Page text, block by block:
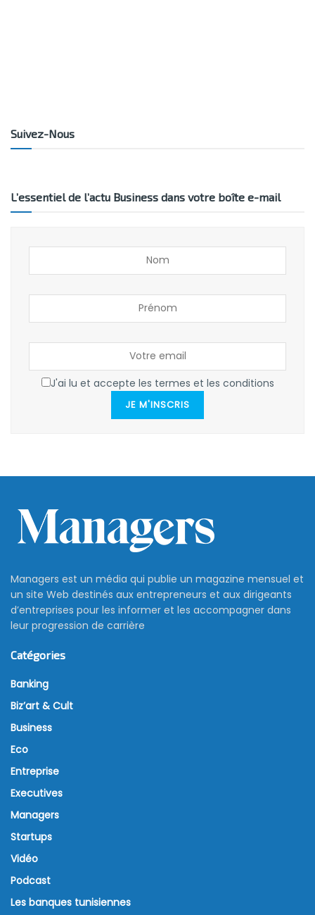
Suivez-Nous
L’essentiel de l’actu Business dans votre boîte e-mail
J'ai lu et accepte les termes et les conditions
JE M'INSCRIS
Managers est un média qui publie un magazine mensuel et
un site Web destinés aux entrepreneurs et aux dirigeants
d’entreprises pour les informer et les accompagner dans
leur progression de carrière
Catégories
Banking
Biz’art & Cult
Business
Eco
Entreprise
Executives
Managers
Startups
Vidéo
Podcast
Les banques tunisiennes